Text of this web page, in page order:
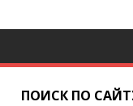
ПОИСК ПО